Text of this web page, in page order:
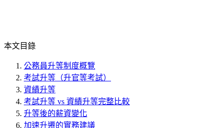
本文目錄
公務員升等制度概覽
考試升等（升官等考試）
資績升等
考試升等 vs 資績升等完整比較
升等後的薪資變化
加速升遷的實務建議